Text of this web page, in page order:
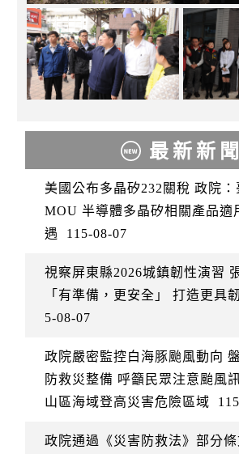
最新新聞
美國公布多晶矽232關稅 政院：
MOU 半導體多晶矽相關產品適
遇
115-08-07
視察屏東縣2026城鎮韌性演習
「有準備，更安全」 打造更具
5-08-07
政院嚴密監控白海豚颱風動向
防救災整備 呼籲民眾注意颱風
山區海域登高災害危險區域
政院通過《災害防救法》部分